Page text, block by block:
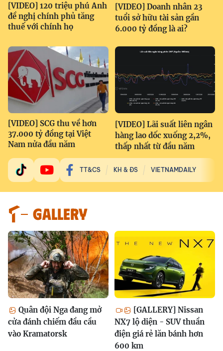
[VIDEO] 120 triệu phú Anh
đề nghị chính phủ tăng
thuế với chính họ
[VIDEO] Doanh nhân 23
tuổi sở hữu tài sản gần
6.000 tỷ đồng là ai?
[VIDEO] SCG thu về hơn
37.000 tỷ đồng tại Việt
Nam nửa đầu năm
[VIDEO] Lãi suất liên ngân
hàng lao dốc xuống 2,2%,
thấp nhất từ đầu năm
TT&CS KH & ĐS VIETNAMDAILY
GALLERY
Quân đội Nga đang mở
cửa đánh chiếm đầu cầu
vào Kramatorsk
[GALLERY] Nissan
NX7 lộ diện - SUV thuần
điện giá rẻ lăn bánh hơn
600 km